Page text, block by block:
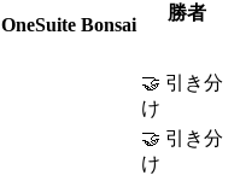
OneSuite Bonsai
勝者
🤝 引き分
け
🤝 引き分
け